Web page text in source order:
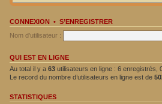
CONNEXION • S’ENREGISTRER
Nom d’utilisateur :
QUI EST EN LIGNE
Au total il y a 63 utilisateurs en ligne : 6 enregistrés,
Le record du nombre d’utilisateurs en ligne est de
STATISTIQUES